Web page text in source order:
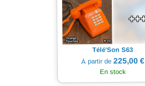
Télé'Son S63
À partir de 225,00 €
En stock